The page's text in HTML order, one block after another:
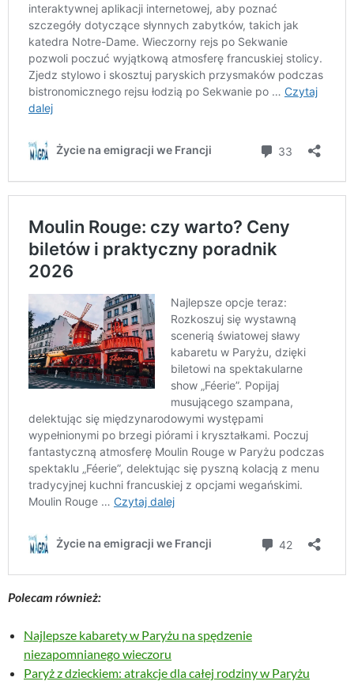
Polecam również:
Najlepsze kabarety w Paryżu na spędzenie
niezapomnianego wieczoru
Paryż z dzieckiem: atrakcje dla całej rodziny w Paryżu